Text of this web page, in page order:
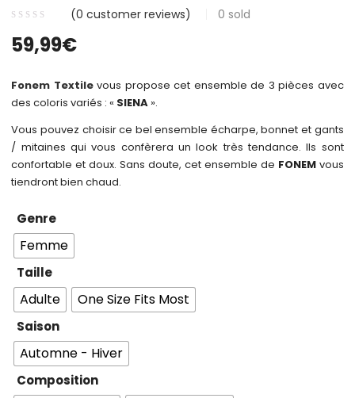
(0 customer reviews) 0 sold
59,99€
Fonem Textilevous propose cet ensemble de 3 pièces avec
des coloris variés : « SIENA ».
Vous pouvez choisir ce bel ensemble écharpe, bonnet et gants
/ mitaines qui vous confèrera un look très tendance. Ils sont
confortable et doux. Sans doute, cet ensemble de FONEMvous
tiendront bien chaud.
Genre
Femme
Taille
Adulte One Size Fits Most
Saison
Automne - Hiver
Composition